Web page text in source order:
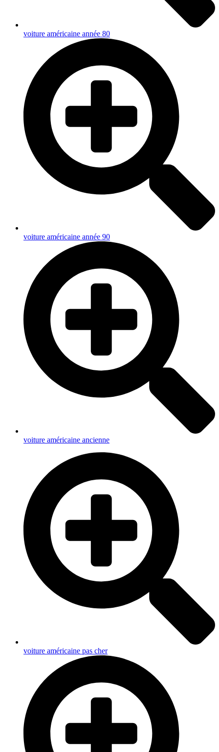
voiture américaine année 80
voiture américaine année 90
voiture américaine ancienne
voiture américaine pas cher